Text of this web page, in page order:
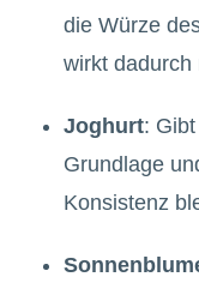
die Würze
wirkt dadurch
Joghurt:
Grundlage
Konsistenz